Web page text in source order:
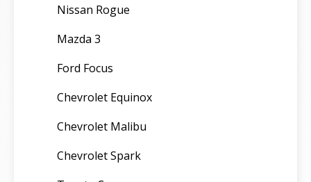
Nissan Rogue
Mazda 3
Ford Focus
Chevrolet Equinox
Chevrolet Malibu
Chevrolet Spark